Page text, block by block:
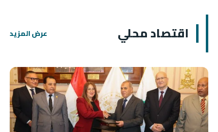
اقتصاد محلي عرض المزيد